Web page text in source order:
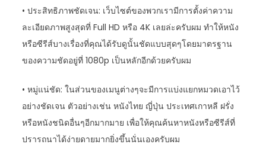
• ประสิทธิภาพชัดเจน: เว็บไซต์ของพวกเรามีการตั้งค่าความ
ละเอียดภาพสูงสุดที่ Full HD หรือ 4K เลยล่ะครับผม ทำให้หนัง
หรือซีรีส์บางเรื่องที่คุณได้รับดูนั้นชัดแบบสุดๆโดยมาตรฐาน
ของความชัดอยู่ที่ 1080p เป็นหลักอีกด้วยครับผม
• หมู่แน่ชัด: ในส่วนของเมนูต่างๆจะมีการแบ่งแยกหมวดเอาไว้
อย่างชัดเจน ตัวอย่างเช่น หนังไทย ญี่ปุ่น ประเทศเกาหลี ฝรั่ง
หรือหนังชนิดอื่นๆอีกมากมาย เพื่อให้คุณค้นหาหนังหรือซีรีส์ที่
ปรารถนาได้ง่ายดายมากยิ่งขึ้นนั่นเองครับผม